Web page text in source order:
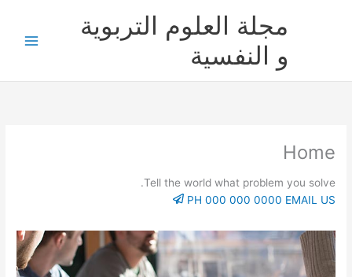
مجلة العلوم التربوية
و النفسية
Home
Tell the world what problem you solve.
PH 000 000 0000 EMAIL US